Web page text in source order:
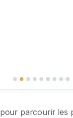
parcourir les